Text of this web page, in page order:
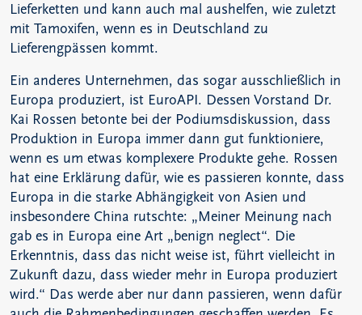
Lieferketten und kann auch mal aushelfen, wie zuletzt
mit Tamoxifen, wenn es in Deutschland zu
Lieferengpässen kommt.
Ein anderes Unternehmen, das sogar ausschließlich in
Europa produziert, ist EuroAPI. Dessen Vorstand Dr.
Kai Rossen betonte bei der Podiumsdiskussion, dass
Produktion in Europa immer dann gut funktioniere,
wenn es um etwas komplexere Produkte gehe. Rossen
hat eine Erklärung dafür, wie es passieren konnte, dass
Europa in die starke Abhängigkeit von Asien und
insbesondere China rutschte: „Meiner Meinung nach
gab es in Europa eine Art „benign neglect“. Die
Erkenntnis, dass das nicht weise ist, führt vielleicht in
Zukunft dazu, dass wieder mehr in Europa produziert
wird.“ Das werde aber nur dann passieren, wenn dafür